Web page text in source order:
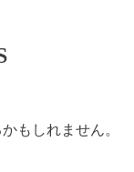
もしれません。